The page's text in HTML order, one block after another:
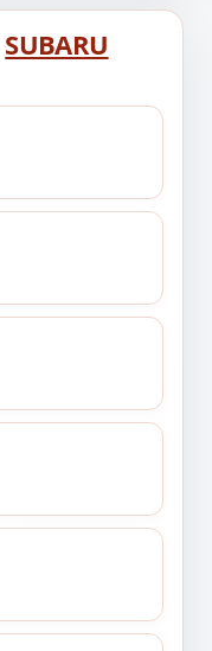
SUBARU